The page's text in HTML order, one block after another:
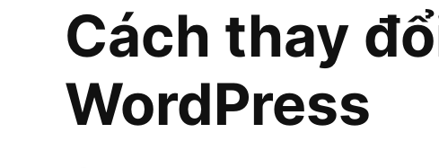
Cách thay
WordPress